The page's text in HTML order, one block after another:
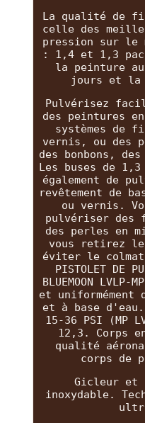
La qualité de
celle des
pression sur le
: 1,4 et 1,3
la peinture
jours et
Pulvérisez
des peintures
systèmes de
vernis, ou des
des bonbons,
Les buses de
également de
revêtement de
ou vernis.
pulvériser des
des perles en
vous retirez
éviter le
PISTOLET DE
BLUEMOON
et uniformément
et à base
15-36 PSI (MP
12,3. Corps
qualité
corps de
Gicleur et
inoxydable.